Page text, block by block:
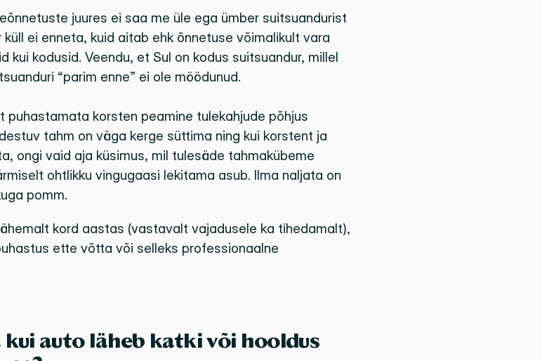
juures ei saa me üle ega ümber suitsuandurist
ei enneta, kuid aitab ehk õnnetuse võimalikult vara
kodusid. Veendu, et Sul on kodus suitsuandur, millel
“parim enne” ei ole möödunud.
puhastamata korsten peamine tulekahjude põhjus
tahm on väga kerge süttima ning kui korstent ja
ongi vaid aja küsimus, mil tulesäde tahmakübeme
ohtlikku vingugaasi lekitama asub. Ilma naljata on
pomm.
kord aastas (vastavalt vajadusele ka tihedamalt),
ette võtta või selleks professionaalne
auto läheb katki või hooldus